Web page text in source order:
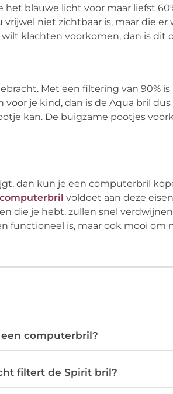
het blauwe licht voor maar liefst
niet zichtbaar is, maar die er
klachten voorkomen, dan is dit
Met een filtering van 90%
je kind, dan is de Aqua bril
kan. De buigzame pootjes
dan kun je een computerbril
voldoet aan deze
die je hebt, zullen snel
functioneel is, maar ook mooi om
computerbril?
filtert de Spirit bril?